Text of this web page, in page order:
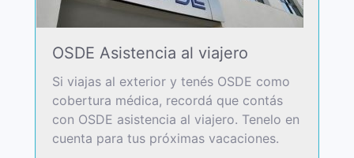
OSDE Asistencia al viajero
Si viajas al exterior y tenés OSDE como
cobertura médica, recordá que contás
con OSDE asistencia al viajero. Tenelo en
cuenta para tus próximas vacaciones.